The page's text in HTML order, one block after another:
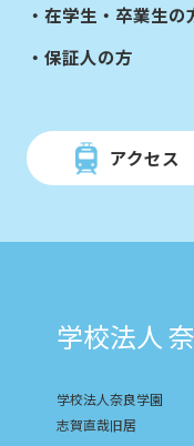
在学生・卒業生の
保証人の方
アクセス
学校法人
学校法人奈良学園
志賀直哉旧居